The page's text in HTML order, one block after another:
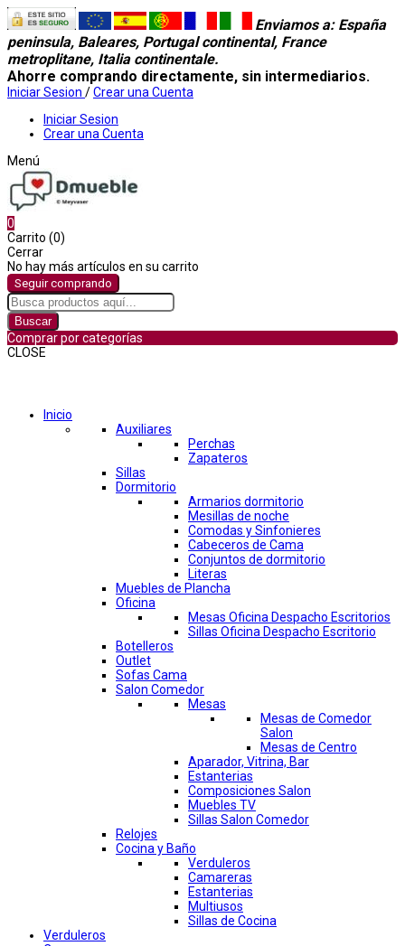
Enviamos a: España
peninsula, Baleares, Portugal continental, France
metroplitane, Italia continentale.
Ahorre comprando directamente, sin intermediarios.
Iniciar Sesion /Crear una Cuenta
Iniciar Sesion
Crear una Cuenta
Menú
0
Carrito (0)
Cerrar
No hay más artículos en su carrito
Seguir comprando
Buscar
Comprar por categorías
CLOSE
Inicio
Auxiliares
Perchas
Zapateros
Sillas
Dormitorio
Armarios dormitorio
Mesillas de noche
Comodas y Sinfonieres
Cabeceros de Cama
Conjuntos de dormitorio
Literas
Muebles de Plancha
Oficina
Mesas Oficina Despacho Escritorios
Sillas Oficina Despacho Escritorio
Botelleros
Outlet
Sofas Cama
Salon Comedor
Mesas
Mesas de Comedor
Salon
Mesas de Centro
Aparador, Vitrina, Bar
Estanterias
Composiciones Salon
Muebles TV
Sillas Salon Comedor
Relojes
Cocina y Baño
Verduleros
Camareras
Estanterias
Multiusos
Sillas de Cocina
Verduleros